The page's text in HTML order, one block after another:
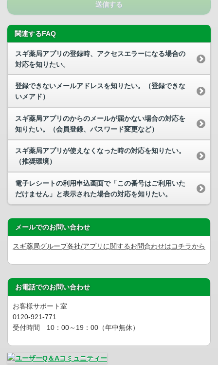
送信する
関連するFAQ
スギ薬局アプリの登録時、アクセスエラーになる場合の
対応を知りたい。
登録できないメールアドレスを知りたい。（登録できな
いメアド）
スギ薬局アプリのからのメールが届かない場合の対応を
知りたい。（会員登録、パスワード変更など）
スギ薬局アプリが使えなくなった時の対応を知りたい。
（推奨環境）
電子レシートの利用申込画面で「この番号はご利用いた
だけません」と表示された場合の対応を知りたい。
メールでのお問い合わせ
スギ薬局グループ各社/アプリに関するお問合わせはコチラから
お電話でのお問い合わせ
お客様サポート室
0120-921-771
受付時間 10：00～19：00（年中無休）